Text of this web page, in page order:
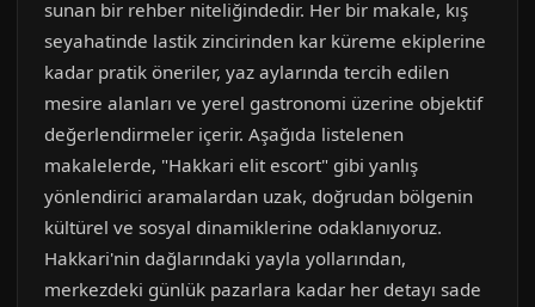
sunan bir rehber niteliğindedir. Her bir makale, kış
seyahatinde lastik zincirinden kar küreme ekiplerine
kadar pratik öneriler, yaz aylarında tercih edilen
mesire alanları ve yerel gastronomi üzerine objektif
değerlendirmeler içerir. Aşağıda listelenen
makalelerde, "Hakkari elit escort" gibi yanlış
yönlendirici aramalardan uzak, doğrudan bölgenin
kültürel ve sosyal dinamiklerine odaklanıyoruz.
Hakkari'nin dağlarındaki yayla yollarından,
merkezdeki günlük pazarlara kadar her detayı sade